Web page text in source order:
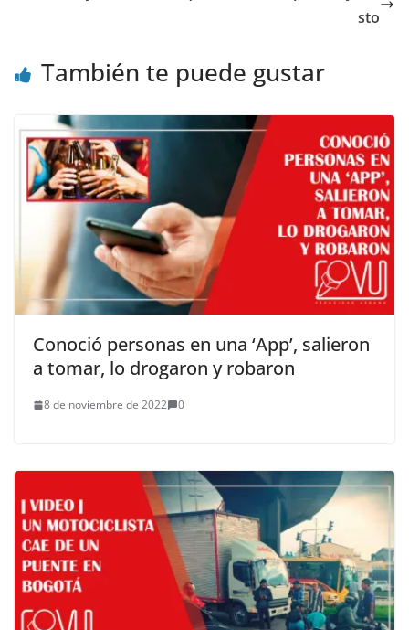
sto
También te puede gustar
Conoció personas en una ‘App’, salieron
a tomar, lo drogaron y robaron
8 de noviembre de 2022 0